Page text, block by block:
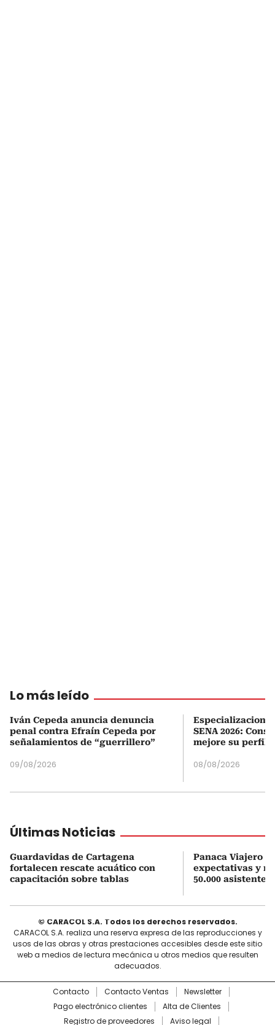
Lo más leído
Iván Cepeda anuncia denuncia
penal contra Efraín Cepeda por
señalamientos de “guerrillero”
09/08/2026
SENA 2026:
mejore su perfil
08/08/2026
Últimas Noticias
Guardavidas de Cartagena
fortalecen rescate acuático con
capacitación sobre tablas
Panaca Viajero
expectativas y
50.000 asistentes
© CARACOL S.A. Todos los derechos reservados.
CARACOL S.A. realiza una reserva expresa de las reproducciones y
usos de las obras y otras prestaciones accesibles desde este sitio
web a medios de lectura mecánica u otros medios que resulten
adecuados.
Contacto Contacto Ventas
Newsletter
Pago electrónico clientes
Alta de Clientes
Registro de proveedores
Aviso legal